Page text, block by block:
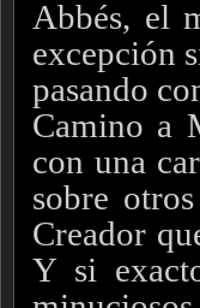
Abbés, el
excepción
pasando
Camino a
con una
sobre
Creador
Y si